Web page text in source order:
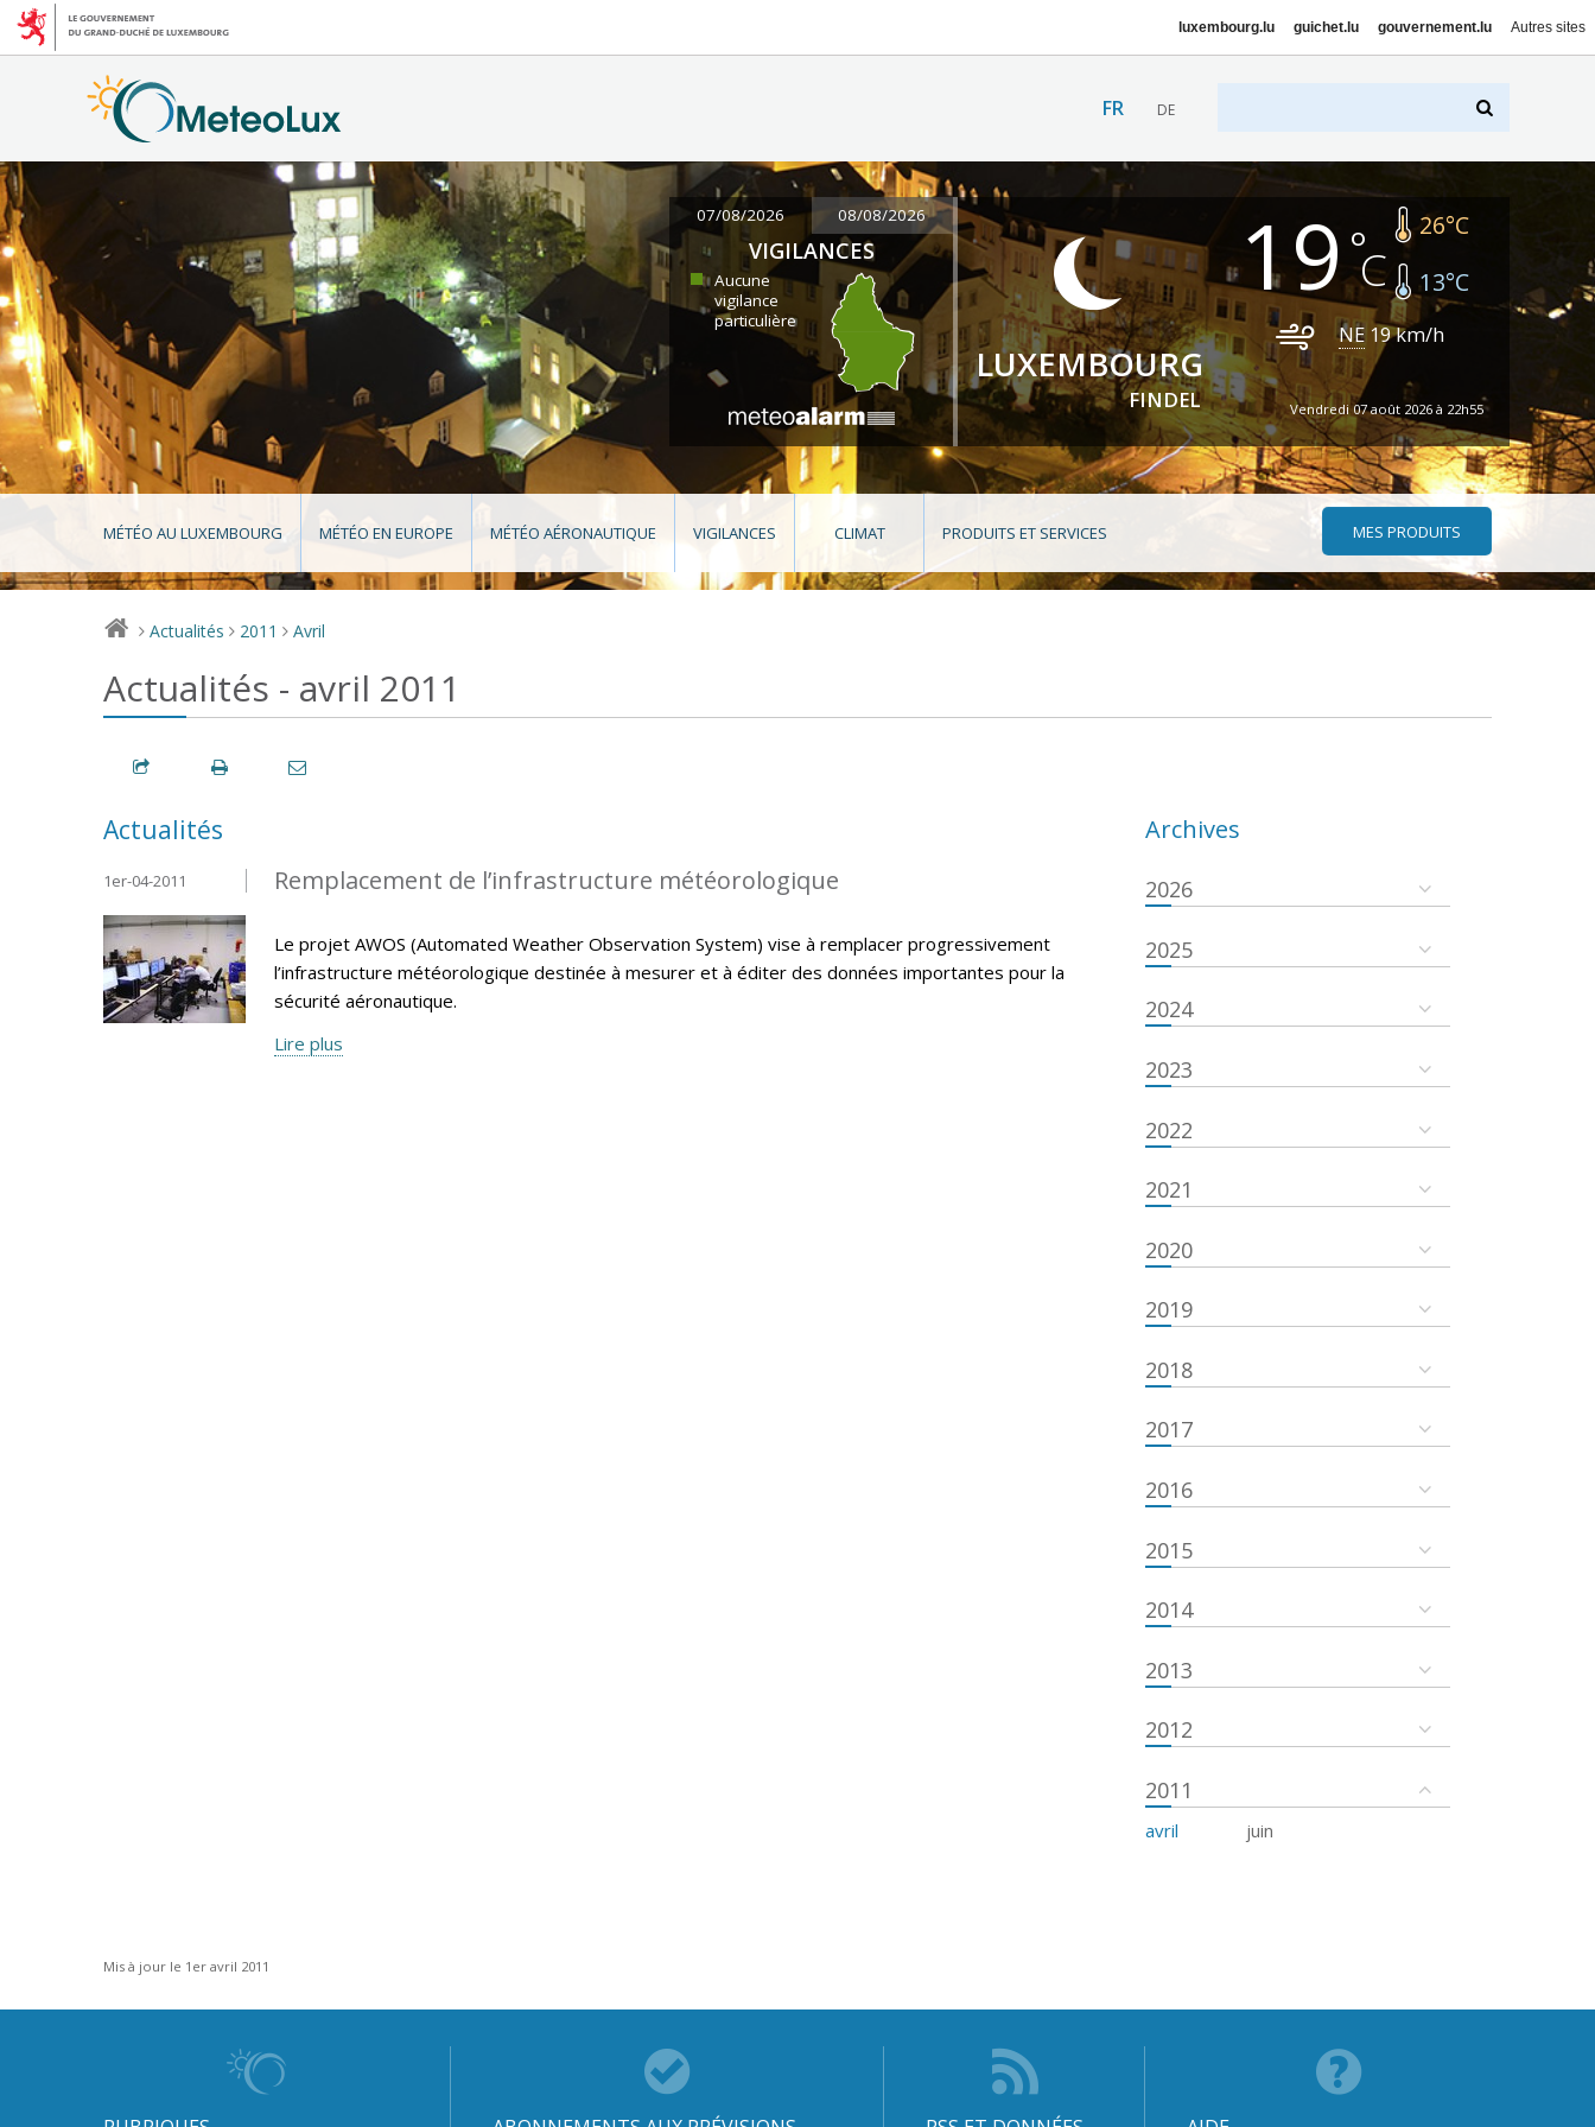
luxembourg.lu guichet.lu gouvernement.lu Autres sites
FR DE
07/08/2026 08/08/2026
VIGILANCES
Aucune
vigilance
particulière
LUXEMBOURG
FINDEL
19 26°C
13°C
NE 19km/h
Vendredi 07 août 2026 à 22h55
MÉTÉO AU LUXEMBOURG MÉTÉO EN EUROPE MÉTÉO AÉRONAUTIQUE VIGILANCES CLIMAT PRODUITS ET SERVICES MES PRODUITS
> Actualités > 2011 > Avril
Actualités - avril 2011
Actualités
Remplacement de l’infrastructure météorologique
1er-04-2011
Le projet AWOS (Automated Weather Observation System) vise à remplacer progressivement
l’infrastructure météorologique destinée à mesurer et à éditer des données importantes pour la
sécurité aéronautique.
Lire plus
Archives
2026
2025
2024
2023
2022
2021
2020
2019
2018
2017
2016
2015
2014
2013
2012
2011
avril juin
Mis à jour le 1er avril 2011